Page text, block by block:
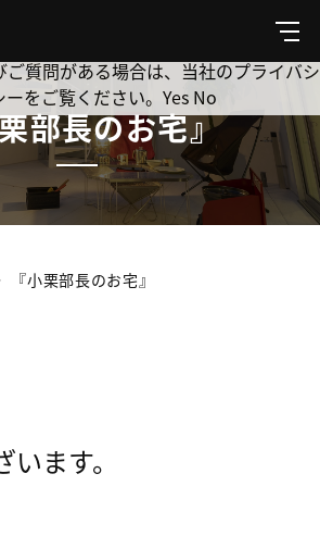
メ
ニ
ュ
部長のお宅』
『小栗部長のお宅』
ます。
客様の活動を追跡してもよろしいです
プライバシーを極めて重視しています。
質問がある場合は、当社のプライバシ
をご覧ください。 Yes No